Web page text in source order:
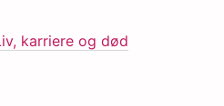
karriere og død